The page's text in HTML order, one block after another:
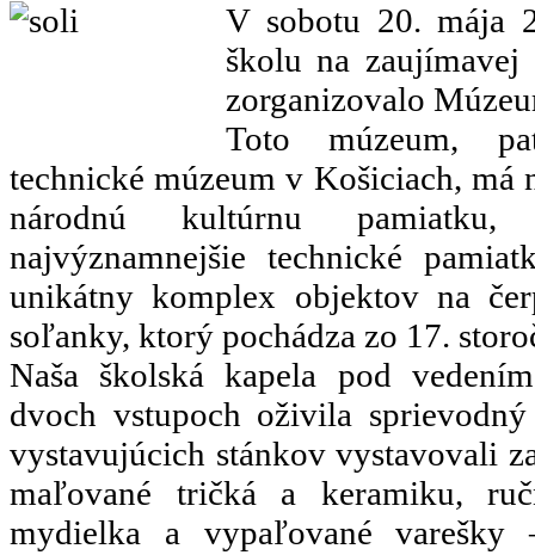
V sobotu 20. mája
školu na
zorganizovalo
Toto múzeum,
technické múzeum v Košiciach, má
národnú kultúrnu
najvýznamnejšie technické
unikátny komplex objektov na
soľanky, ktorý pochádza zo 17.
Naša školská kapela pod
dvoch vstupoch oživila
vystavujúcich stánkov vystavovali
maľované tričká a keramiku,
mydielka a vypaľované